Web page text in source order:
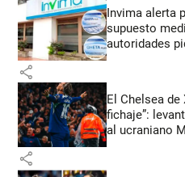
Invima alerta
supuesto
autoridades
share
El Chelsea de
fichaje”:
al ucraniano
share